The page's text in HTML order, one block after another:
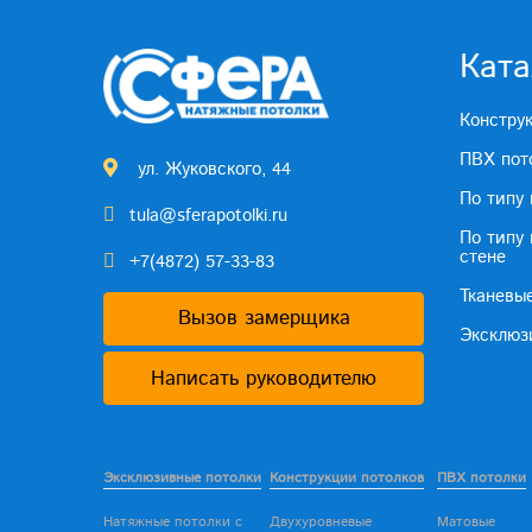
ул. Жуковского, 44
tula@sferapotolki.ru
+7(4872) 57-33-83
Вызов замерщика
Написать руководителю
ПВХ
По
По типу
стене
Эксклюзивные потолки
Натяжные потолки с
Конструкции потолков
Двухуровневые
ПВХ потолки
Матовые